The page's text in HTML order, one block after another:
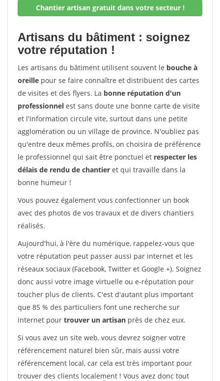
Chantier artisan gratuit dans votre secteur !
Artisans du bâtiment : soignez
votre réputation !
Les artisans du bâtiment utilisent souvent le bouche à
oreille pour se faire connaître et distribuent des cartes
de visites et des flyers. La bonne réputation d'un
professionnel est sans doute une bonne carte de visite
et l'information circule vite, surtout dans une petite
agglomération ou un village de province. N'oubliez pas
qu'entre deux mêmes profils, on choisira de préférence
le professionnel qui sait être ponctuel et respecter les
délais de rendu de chantier et qui travaille dans la
bonne humeur !
Vous pouvez également vous confectionner un book
avec des photos de vos travaux et de divers chantiers
réalisés.
Aujourd'hui, à l'ère du numérique, rappelez-vous que
votre réputation peut passer aussi par internet et les
réseaux sociaux (Facebook, Twitter et Google +). Soignez
donc aussi votre image virtuelle ou e-réputation pour
toucher plus de clients. C'est d'autant plus important
que 85 % des particuliers font une recherche sur
internet pour trouver un artisan près de chez eux.
Si vous avez un site web, vous devrez soigner votre
référencement naturel bien sûr, mais aussi votre
référencement local, car cela est très important pour
trouver des clients localement ! Vous avez donc tout